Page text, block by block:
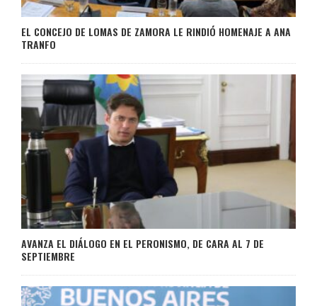
EL CONCEJO DE LOMAS DE ZAMORA LE RINDIÓ HOMENAJE A ANA
TRANFO
AVANZA EL DIÁLOGO EN EL PERONISMO, DE CARA AL 7 DE
SEPTIEMBRE